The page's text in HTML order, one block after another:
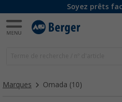
Soyez prêts
Marques Omada (10)